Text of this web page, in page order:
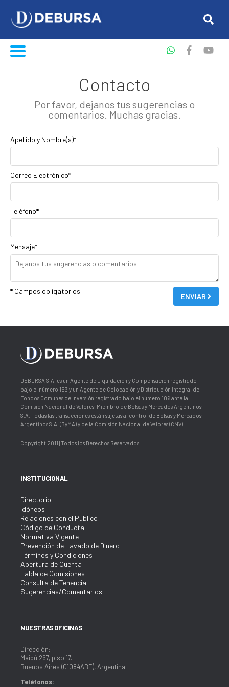
Contacto
Por favor, dejanos tus sugerencias o
comentarios. Muchas gracias.
Apellido y Nombre(s)*
Correo Electrónico*
Teléfono*
Mensaje*
* Campos obligatorios
ENVIAR
DEBURSA S.A. es un Agente de Liquidación y Compensación registrado
bajo el número 159 y un Agente de Colocación y Distribución Integral de
Fondos Comunes de Inversión registrado bajo el número 106 ante la
Comisión Nacional de Valores. Miembro de Bolsas y Mercados Argentinos
S.A. Todas las transacciones están sujetas al control de Bolsas y Mercados
Argentinos S.A. (ByMA) y de la Comisión Nacional de Valores (CNV).
Copyright 2011 | Todos los Derechos Reservados
INSTITUCIONAL
Directorio
Idóneos
Relaciones con el Público
Código de Conducta
Normativa Vigente
Prevención de Lavado de Dinero
Términos y Condiciones
Apertura de Cuenta
Tabla de Comisiones
Consulta de Tenencia
Sugerencias/Comentarios
NUESTRAS OFICINAS
Dirección:
Maipú 267, piso 17.
Buenos Aires (C1084ABE), Argentina.
Teléfonos: